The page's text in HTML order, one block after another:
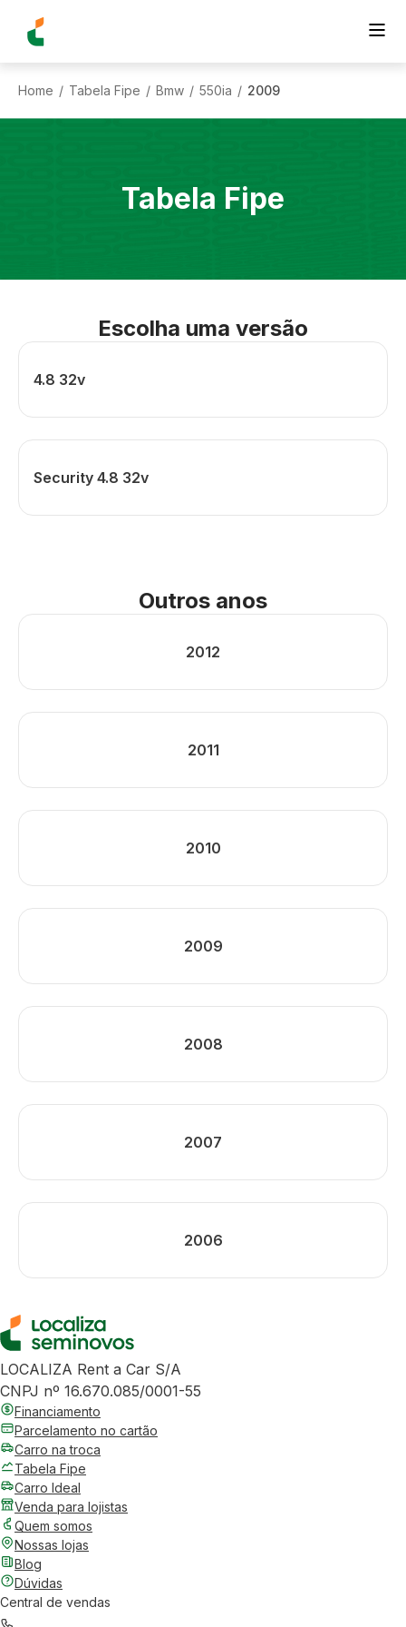
Home / Tabela Fipe / Bmw / 550ia / 2009
Tabela Fipe
Escolha uma versão
4.8 32v
Security 4.8 32v
Outros anos
2012
2011
2010
2009
2008
2007
2006
LOCALIZA Rent a Car S/A
CNPJ nº 16.670.085/0001-55
Financiamento
Parcelamento no cartão
Carro na troca
Tabela Fipe
Carro Ideal
Venda para lojistas
Quem somos
Nossas lojas
Blog
Dúvidas
Central de vendas